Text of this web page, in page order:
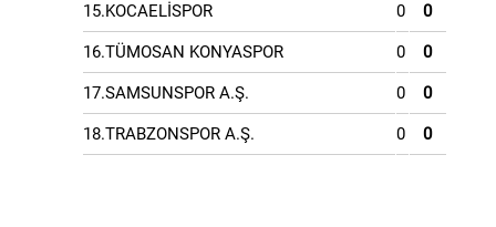
15.KOCAELİSPOR 0 0
16.TÜMOSAN KONYASPOR 0 0
17.SAMSUNSPOR A.Ş. 0 0
18.TRABZONSPOR A.Ş. 0 0